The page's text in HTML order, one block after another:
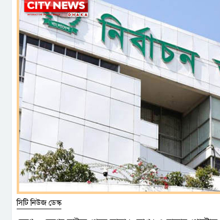
সিটি নিউজ ডেস্ক